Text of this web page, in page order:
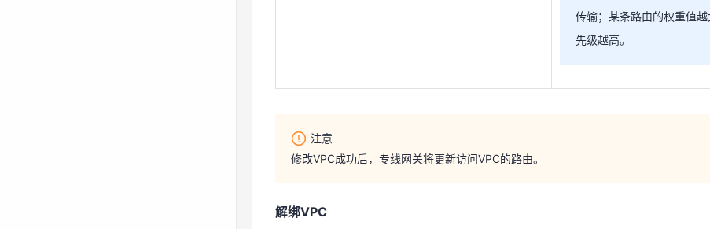
解绑VPC
1、在专线网关详情-VPC页签，选择已绑定的VPC，在操作列中单击【解绑】。
传输；某条路由的权重值
先级越高。
注意
修改VPC成功后，专线网关将更新访问VPC的路由。
解绑VPC